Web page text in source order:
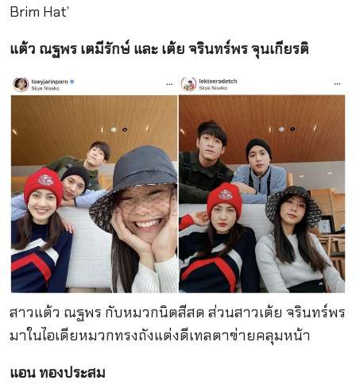
Brim Hat’
แต้ว ณฐพร เตมีรักษ์ และ เต้ย จรินทร์พร จุนเกียรติ
สาวแต้ว ณฐพร กับหมวกนิตสีสด ส่วนสาวเต้ย จรินทร์พร
มาในไอเดียหมวกทรงถังแต่งดีเทลตาข่ายคลุมหน้า
แอน ทองประสม